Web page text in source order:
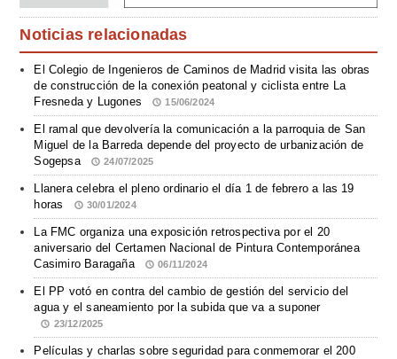
Noticias relacionadas
El Colegio de Ingenieros de Caminos de Madrid visita las obras
de construcción de la conexión peatonal y ciclista entre La
Fresneda y Lugones
15/06/2024
El ramal que devolvería la comunicación a la parroquia de San
Miguel de la Barreda depende del proyecto de urbanización de
Sogepsa
24/07/2025
Llanera celebra el pleno ordinario el día 1 de febrero a las 19
horas
30/01/2024
La FMC organiza una exposición retrospectiva por el 20
aniversario del Certamen Nacional de Pintura Contemporánea
Casimiro Baragaña
06/11/2024
El PP votó en contra del cambio de gestión del servicio del
agua y el saneamiento por la subida que va a suponer
23/12/2025
Películas y charlas sobre seguridad para conmemorar el 200